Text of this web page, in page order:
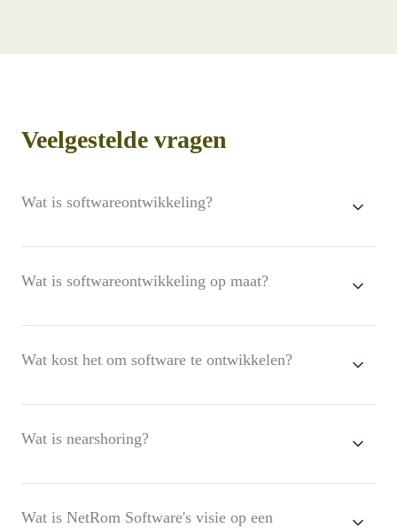
Veelgestelde vragen
Wat is softwareontwikkeling?
Wat is softwareontwikkeling op maat?
Wat kost het om software te ontwikkelen?
Wat is nearshoring?
Wat is NetRom Software's visie op een